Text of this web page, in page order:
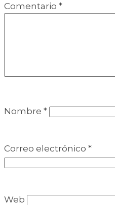
Comentario *
Nombre *
Correo electrónico *
Web